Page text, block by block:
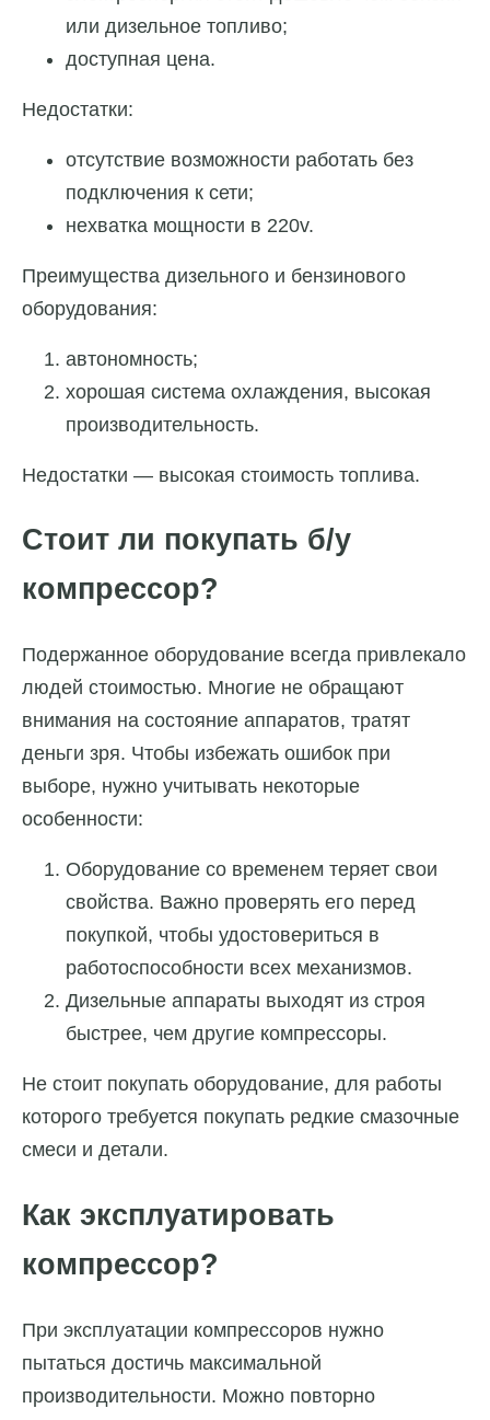
или дизельное топливо;
доступная цена.
Недостатки:
отсутствие возможности работать без
подключения к сети;
нехватка мощности в 220v.
Преимущества дизельного и бензинового
оборудования:
автономность;
хорошая система охлаждения, высокая
производительность.
Недостатки — высокая стоимость топлива.
Стоит ли покупать б/у
компрессор?
Подержанное оборудование всегда привлекало
людей стоимостью. Многие не обращают
внимания на состояние аппаратов, тратят
деньги зря. Чтобы избежать ошибок при
выборе, нужно учитывать некоторые
особенности:
Оборудование со временем теряет свои
свойства. Важно проверять его перед
покупкой, чтобы удостовериться в
работоспособности всех механизмов.
Дизельные аппараты выходят из строя
быстрее, чем другие компрессоры.
Не стоит покупать оборудование, для работы
которого требуется покупать редкие смазочные
смеси и детали.
Как эксплуатировать
компрессор?
При эксплуатации компрессоров нужно
пытаться достичь максимальной
производительности. Можно повторно